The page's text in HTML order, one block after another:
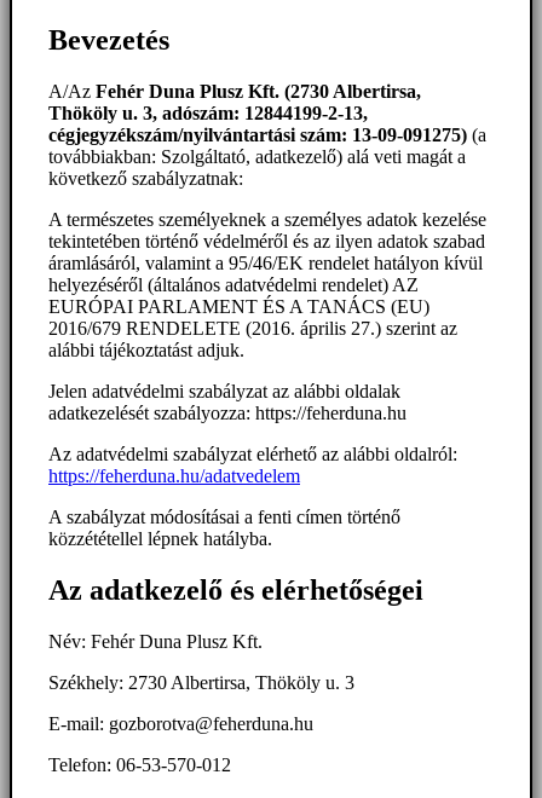
Bevezetés
A/Az Fehér Duna Plusz Kft. (2730 Albertirsa,
Thököly u. 3, adószám: 12844199-2-13,
cégjegyzékszám/nyilvántartási szám: 13-09-091275) (a
továbbiakban: Szolgáltató, adatkezelő) alá veti magát a
következő szabályzatnak:
A természetes személyeknek a személyes adatok kezelése
tekintetében történő védelméről és az ilyen adatok szabad
áramlásáról, valamint a 95/46/EK rendelet hatályon kívül
helyezéséről (általános adatvédelmi rendelet) AZ
EURÓPAI PARLAMENT ÉS A TANÁCS (EU)
2016/679 RENDELETE (2016. április 27.) szerint az
alábbi tájékoztatást adjuk.
Jelen adatvédelmi szabályzat az alábbi oldalak
adatkezelését szabályozza: https://feherduna.hu
Az adatvédelmi szabályzat elérhető az alábbi oldalról:
https://feherduna.hu/adatvedelem
A szabályzat módosításai a fenti címen történő
közzététellel lépnek hatályba.
Az adatkezelő és elérhetőségei
Név: Fehér Duna Plusz Kft.
Székhely: 2730 Albertirsa, Thököly u. 3
E-mail: gozborotva@feherduna.hu
Telefon: 06-53-570-012